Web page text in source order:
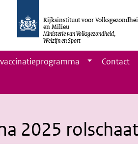
Rijksinstituut voor
en Milieu
Ministerie van Volksgezondheid,
Welzijn en Sport
Contact
2025